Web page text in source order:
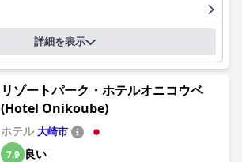
詳細を表示
リゾートパーク・ホテルオニコウベ
(Hotel Onikoube)
ホテル大崎市
7.9 良い